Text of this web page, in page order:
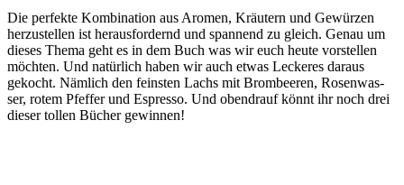
Die per­fek­te Kom­bi­na­ti­on aus Aro­men, Kräu­tern und Gewür­zen
her­zu­stel­len ist her­aus­for­dernd und span­nend zu gleich. Genau um
die­ses The­ma geht es in dem Buch was wir euch heu­te vor­stel­len
möch­ten. Und natür­lich haben wir auch etwas Lecke­res dar­aus
gekocht. Näm­lich den feins­ten Lachs mit Brom­bee­ren, Rosen­was­
ser, rotem Pfef­fer und Espres­so. Und oben­drauf könnt ihr noch drei
die­ser tol­len Bücher gewinnen!